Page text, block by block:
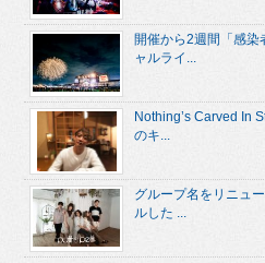
開催から2週間「感
ャルライ...
Nothing’s Carved In
のキ...
グループ名をリニュ
ルした ...